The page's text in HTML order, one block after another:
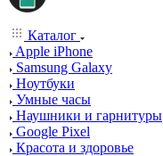
Каталог
Apple iPhone
Samsung Galaxy
Ноутбуки
Умные часы
Наушники и гарнитуры
Google Pixel
Красота и здоровье